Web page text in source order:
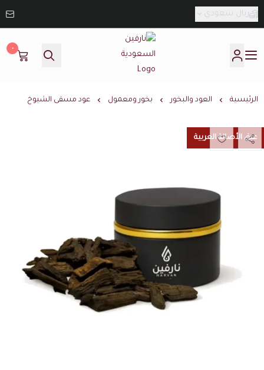
ريال سعودي
نارفين السعودية
٠
الرئيسية العود والبخور بخور ومعمول عود مسقى الشيوخ
عبق الأصالة العربية